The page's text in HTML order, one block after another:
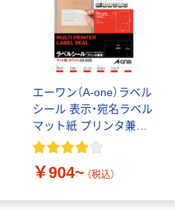
エーワン（A-one）ラベル
シール 表示・宛名ラベル
マット紙 プリンタ兼用
封筒 21面
￥904~ （税込）